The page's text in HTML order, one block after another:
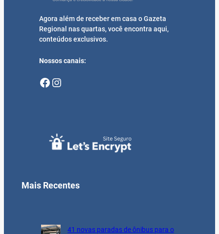
Agora além de receber em casa o Gazeta
Regional nas quartas, você encontra aqui,
conteúdos exclusivos.
Nossos canais:
Facebook Instagram
Mais Recentes
41 novas paradas de ônibus para o